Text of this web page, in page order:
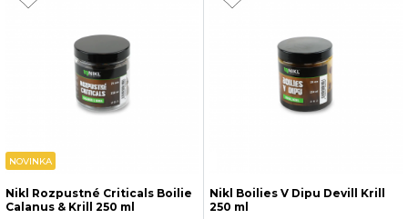
NOVINKA
Nikl Rozpustné Criticals Boilie
Calanus & Krill 250 ml
Nikl Boilies V Dipu Devill Krill
250 ml